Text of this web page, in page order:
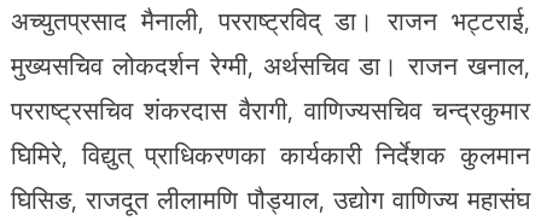
अच्युतप्रसाद मैनाली, परराष्ट्रविद् डा। राजन भट्टराई,
मुख्यसचिव लोकदर्शन रेग्मी, अर्थसचिव डा। राजन खनाल,
परराष्ट्रसचिव शंकरदास वैरागी, वाणिज्यसचिव चन्द्रकुमार
घिमिरे, विद्युत् प्राधिकरणका कार्यकारी निर्देशक कुलमान
घिसिङ, राजदूत लीलामणि पौड्याल, उद्योग वाणिज्य महासंघ